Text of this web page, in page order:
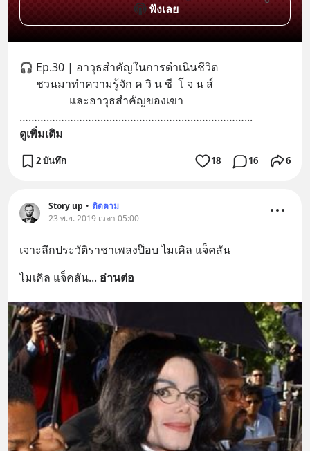
ฟังเลย
🎧 Ep.30 | อาวุธสำคัญในการดำเนินชีวิต
      ชวนมาทำความรู้จัก ค วิ น ซี  โ จ น ส์
                  และอาวุธสำคัญของเขา
…………………………………………………………………...
ดูเพิ่มเติม
2 บันทึก 18 16 6
Story up • ติดตาม
23 พ.ย. 2019 เวลา 05:00
เจาะลึกประวัติราชาเพลงป๊อบ ไมเคิล แจ็คสัน
ไมเคิล แจ็คสัน... อ่านต่อ